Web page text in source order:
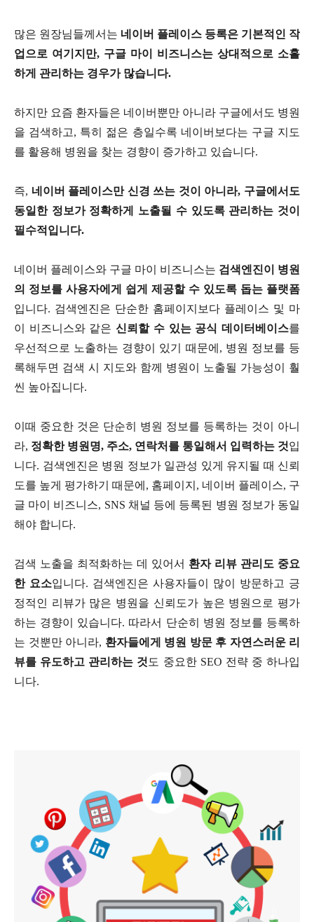
많은 원장님들께서는 네이버 플레이스 등록은 기본적인 작
업으로 여기지만, 구글 마이 비즈니스는 상대적으로 소홀
하게 관리하는 경우가 많습니다.
하지만 요즘 환자들은 네이버뿐만 아니라 구글에서도 병원
을 검색하고, 특히 젊은 층일수록 네이버보다는 구글 지도
를 활용해 병원을 찾는 경향이 증가하고 있습니다.
즉, 네이버 플레이스만 신경 쓰는 것이 아니라, 구글에서도
동일한 정보가 정확하게 노출될 수 있도록 관리하는 것이
필수적입니다.
네이버 플레이스와 구글 마이 비즈니스는 검색엔진이 병원
의 정보를 사용자에게 쉽게 제공할 수 있도록 돕는 플랫폼
입니다. 검색엔진은 단순한 홈페이지보다 플레이스 및 마
이 비즈니스와 같은신뢰할 수 있는 공식 데이터베이스를
우선적으로 노출하는 경향이 있기 때문에 , 병원 정보를 등
록해두면 검색 시 지도와 함께 병원이 노출될 가능성이 훨
씬 높아집니다.
이때 중요한 것은 단순히 병원 정보를 등록하는 것이 아니
라, 정확한 병원명, 주소, 연락처를 통일해서 입력하는 것입
니다. 검색엔진은 병원 정보가 일관성 있게 유지될 때 신뢰
도를 높게 평가하기 때문에 , 홈페이지 , 네이버 플레이스, 구
글 마이 비즈니스, SNS 채널 등에 등록된 병원 정보가 동일
해야 합니다.
검색 노출을 최적화하는 데 있어서 환자 리뷰 관리도 중요
한 요소입니다. 검색엔진은 사용자들이 많이 방문하고 긍
정적인 리뷰가 많은 병원을 신뢰도가 높은 병원으로 평가
하는 경향이 있습니다. 따라서 단순히 병원 정보를 등록하
는 것뿐만 아니라, 환자들에게 병원 방문 후 자연스러운 리
뷰를 유도하고 관리하는 것 도 중요한SEO 전략 중 하나입
니다.